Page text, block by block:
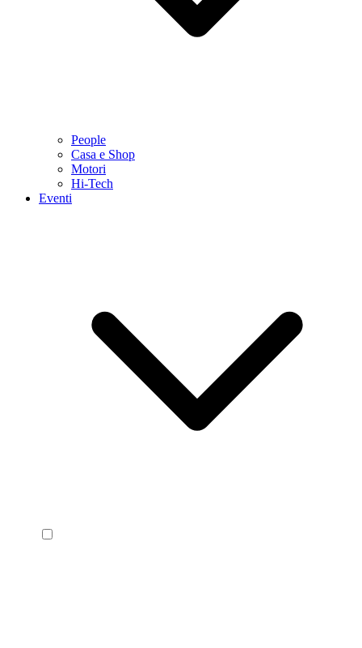
People
Casa e Shop
Motori
Hi-Tech
Eventi